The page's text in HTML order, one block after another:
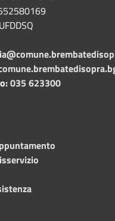
UFDDSQ
035 623300